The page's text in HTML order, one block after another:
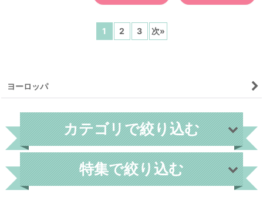
1 2 3 次»
ヨーロッパ
カテゴリで絞り込む
世界の郵政 特集で絞り込む